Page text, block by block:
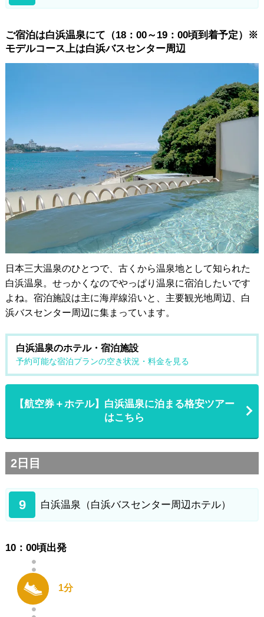
ご宿泊は白浜温泉にて（18：00～19：00頃到着予定）※
モデルコース上は白浜バスセンター周辺
日本三大温泉のひとつで、古くから温泉地として知られた
白浜温泉。せっかくなのでやっぱり温泉に宿泊したいです
よね。宿泊施設は主に海岸線沿いと、主要観光地周辺、白
浜バスセンター周辺に集まっています。
白浜温泉のホテル・宿泊施設
予約可能な宿泊プランの空き状況・料金を見る
【航空券＋ホテル】白浜温泉に泊まる格安ツアー
はこちら
2日目
9 白浜温泉（白浜バスセンター周辺ホテル）
10：00頃出発
1分